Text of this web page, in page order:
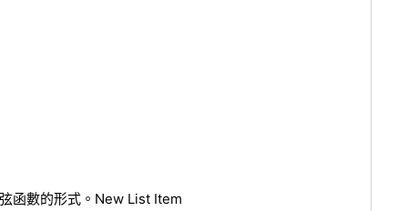
函數的形式。New List Item